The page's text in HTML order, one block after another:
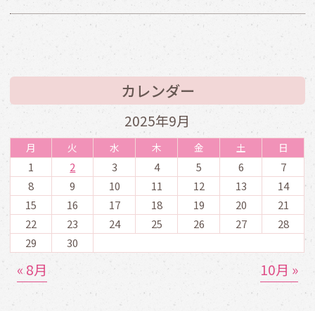
カレンダー
2025年9月
月 火 水 木 金 土 日
1 2 3 4 5 6
7
8
9 10 11 12 13
14
15
16 17 18 19 20
21
22
23 24 25 26 27
28
29
30
« 8月 10月 »